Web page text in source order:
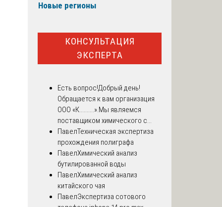
Новые регионы
КОНСУЛЬТАЦИЯ
ЭКСПЕРТА
Есть вопрос!Добрый день!
Обращается к вам организация
ООО «К..........».Мы являемся
поставщиком химического с...
ПавелТехническая экспертиза
прохождения полиграфа
ПавелХимический анализ
бутилированной воды
ПавелХимический анализ
китайского чая
ПавелЭкспертиза сотового